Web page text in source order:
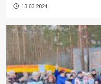
13.03.2024